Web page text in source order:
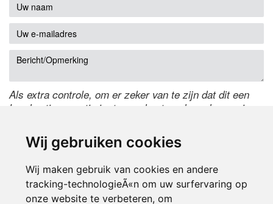
Wij gebruiken cookies
Wij maken gebruik van cookies en andere
tracking-technologieÃ«n om uw surfervaring op
onze website te verbeteren, om
Als extra controle, om er zeker van te zijn dat dit een
handmatige reactie is, typ onderstaande code over in
de code te wijzigen.